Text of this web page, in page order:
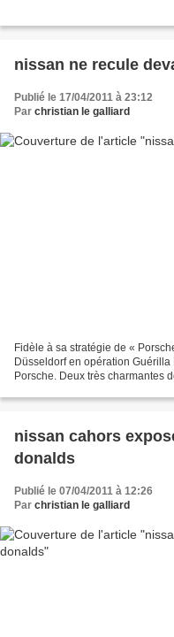
nissan ne recule
Publié le 17/04/2011 à 23:12
Par christian le galliard
Fidèle à sa stratégie de «
Düsseldorf en opération
Porsche. Deux très charmantes
nissan cahors
donalds
Publié le 07/04/2011 à 12:26
Par christian le galliard